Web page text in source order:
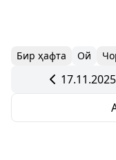
Бир ҳафта Ой
17.11.2025